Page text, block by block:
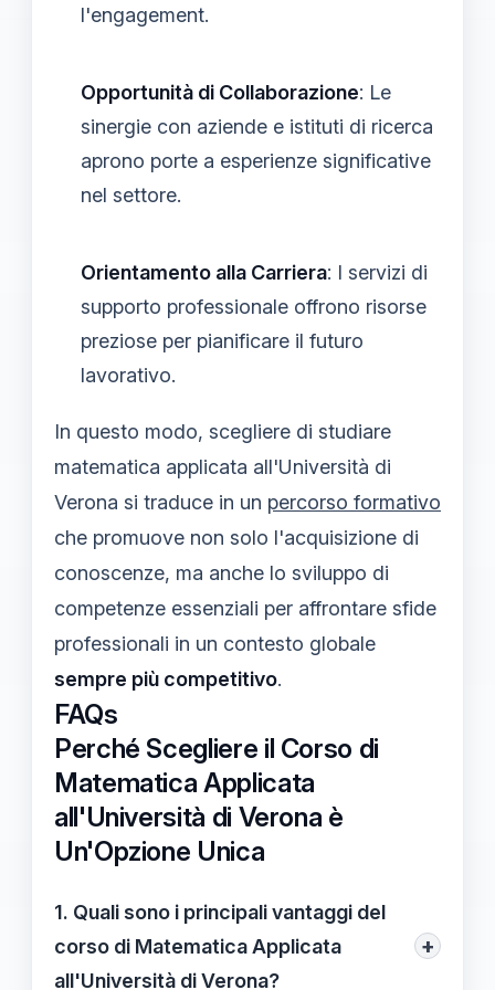
l'engagement.
Opportunità di Collaborazione: Le
sinergie con aziende e istituti di ricerca
aprono porte a esperienze significative
nel settore.
Orientamento alla Carriera: I servizi di
supporto professionale offrono risorse
preziose per pianificare il futuro
lavorativo.
In questo modo, scegliere di studiare
matematica applicata all'Università di
Verona si traduce in un percorso formativo
che promuove non solo l'acquisizione di
conoscenze, ma anche lo sviluppo di
competenze essenziali per affrontare sfide
professionali in un contesto globale
sempre più competitivo.
FAQs
Perché Scegliere il Corso di
Matematica Applicata
all'Università di Verona è
Un'Opzione Unica
1. Quali sono i principali vantaggi del
corso di Matematica Applicata
all'Università di Verona?
+